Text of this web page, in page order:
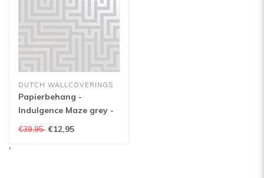
DUTCH WALLCOVERINGS
Papierbehang -
Indulgence Maze grey -
12910
€39,95 €12,95
'